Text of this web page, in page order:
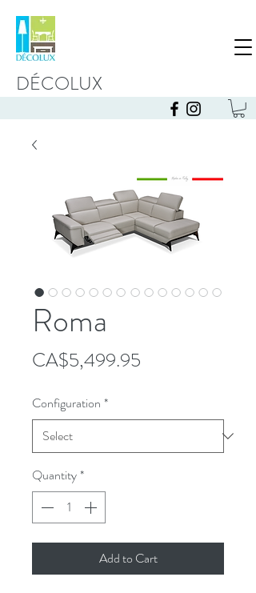
DÉCOLUX
Roma
CA$5,499.95
Configuration *
Quantity*
Add to Cart